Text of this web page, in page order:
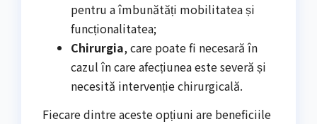
pentru a îmbunătăți mobilitatea și
funcționalitatea;
Chirurgia, care poate fi necesară în
cazul în care afecțiunea este severă și
necesită intervenție chirurgicală.
Fiecare dintre aceste opțiuni are beneficiile